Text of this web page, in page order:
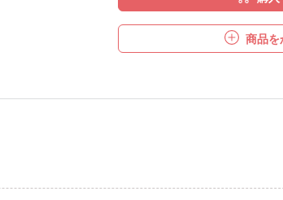
商品を